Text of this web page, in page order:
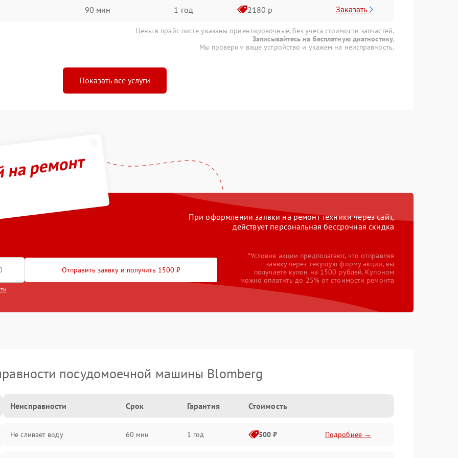
90 мин 1 год 2180 р Заказать
Цены в прайс-листе указаны ориентировочные, без учета стоимости запчастей.
Записывайтесь на бесплатную диагностику.
Мы проверим ваше устройство и укажем на неисправность.
Показать все услуги
ремонт
При оформлении заявки на ремонт техники через сайт,
действует персональная бессрочная скидка
Отправить заявку и получить 1500 ₽
*Условия акции предполагают, что отправляя
заявку через текущую форму акции, вы
получаете купон на 1500 рублей. Купоном
можно оплатить до 25% от стоимости ремонта
посудомоечной машины Blomberg
Неисправности Срок Гарантия Стоимость
Не сливает воду 60 мин 1 год 500 ₽ Подробнее →